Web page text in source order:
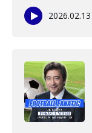
2026.02.13